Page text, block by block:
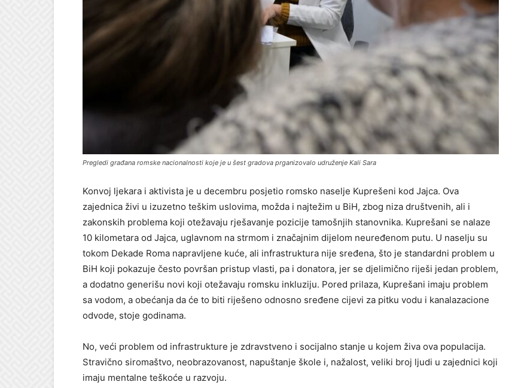
Pregledi građana romske nacionalnosti koje je u šest gradova prganizovalo udruženje Kali Sara
Konvoj ljekara i aktivista je u decembru posjetio romsko naselje Kuprešeni kod Jajca. Ova
zajednica živi u izuzetno teškim uslovima, možda i najtežim u BiH, zbog niza društvenih, ali i
zakonskih problema koji otežavaju rješavanje pozicije tamošnjih stanovnika. Kuprešani se nalaze
10 kilometara od Jajca, uglavnom na strmom i značajnim dijelom neuređenom putu. U naselju su
tokom Dekade Roma napravljene kuće, ali infrastruktura nije sređena, što je standardni problem u
BiH koji pokazuje često površan pristup vlasti, pa i donatora, jer se djelimično riješi jedan problem,
a dodatno generišu novi koji otežavaju romsku inkluziju. Pored prilaza, Kuprešani imaju problem
sa vodom, a obećanja da će to biti riješeno odnosno sređene cijevi za pitku vodu i kanalazacione
odvode, stoje godinama.
No, veći problem od infrastrukture je zdravstveno i socijalno stanje u kojem živa ova populacija.
Stravično siromaštvo, neobrazovanost, napuštanje škole i, nažalost, veliki broj ljudi u zajednici koji
imaju mentalne teškoće u razvoju.